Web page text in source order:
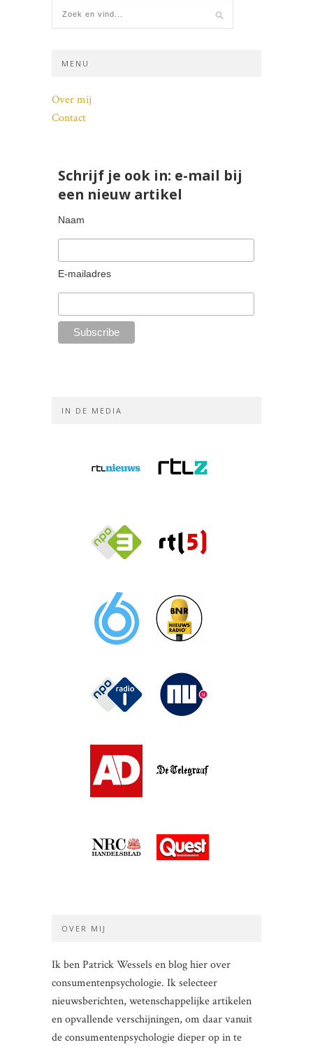
MENU
Over mij
Contact
Schrijf je ook in: e-mail bij
een nieuw artikel
Naam
E-mailadres
IN DE MEDIA
OVER MIJ
Ik ben Patrick Wessels en blog hier over
consumentenpsychologie. Ik selecteer
nieuwsberichten, wetenschappelijke artikelen
en opvallende verschijningen, om daar vanuit
de consumentenpsychologie dieper op in te